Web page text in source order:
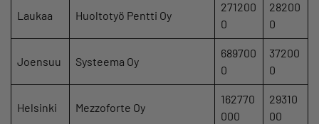
Laukaa Huoltotyö Pentti Oy
271200
0
28200
0
Joensuu Systeema Oy
689700
0
37200
0
Helsinki Mezzoforte Oy
162770
000
29310
00